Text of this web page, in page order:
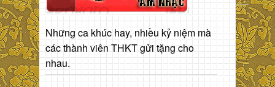
Những ca khúc hay, nhiều kỷ niệm mà
các thành viên THKT gửi tặng cho
nhau.